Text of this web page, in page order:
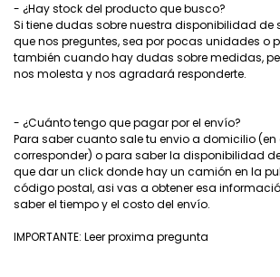
- ¿Hay stock del producto que busco?
Si tiene dudas sobre nuestra disponibilidad de
que nos preguntes, sea por pocas unidades o
también cuando hay dudas sobre medidas,
nos molesta y nos agradará responderte.
- ¿Cuánto tengo que pagar por el envío?
Para saber cuanto sale tu envio a domicilio (en
corresponder) o para saber la disponibilidad
que dar un click donde hay un camión en la
código postal, asi vas a obtener esa
saber el tiempo y el costo del envío.
IMPORTANTE: Leer proxima pregunta